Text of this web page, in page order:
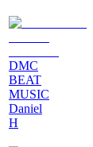
DMC
BEAT
MUSIC
Daniel
H